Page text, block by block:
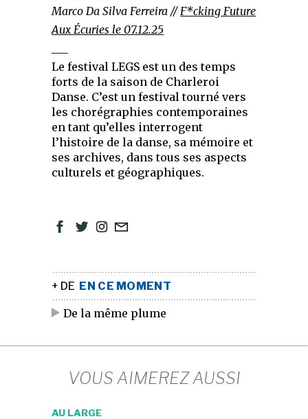
Marco Da Silva Ferreira // F*cking Future
Aux Écuries le 07.12.25
Le festival LEGS est un des temps
forts de la saison de Charleroi
Danse. C’est un festival tourné vers
les chorégraphies contemporaines
en tant qu’elles interrogent
l’histoire de la danse, sa mémoire et
ses archives, dans tous ses aspects
culturels et géographiques.
+ DE EN CE MOMENT
De la même plume
VOUS AIMEREZ AUSSI
AU LARGE